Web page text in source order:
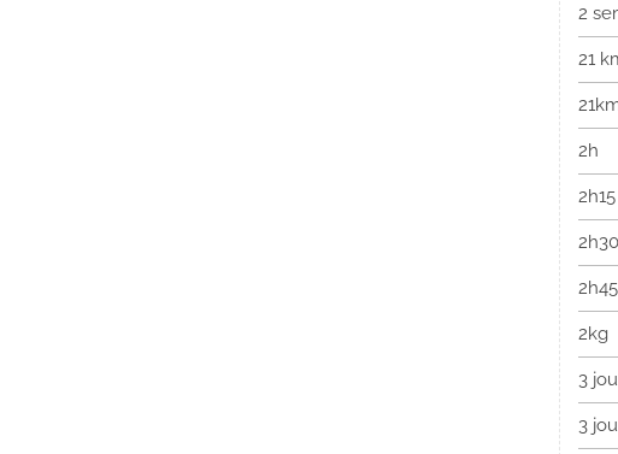
2
21
2h
2h15
2h30
2h45
2kg
3
3